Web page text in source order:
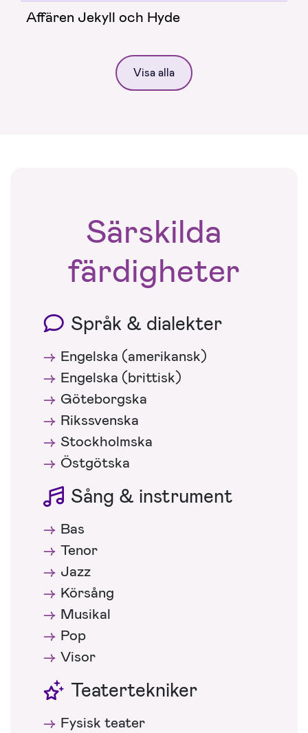
Affären Jekyll och Hyde
Visa alla
Särskilda
färdigheter
Språk & dialekter
Engelska (amerikansk)
Engelska (brittisk)
Göteborgska
Rikssvenska
Stockholmska
Östgötska
Sång & instrument
Bas
Tenor
Jazz
Körsång
Musikal
Pop
Visor
Teatertekniker
Fysisk teater